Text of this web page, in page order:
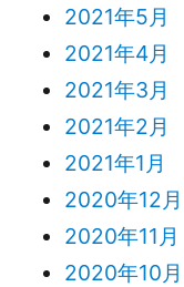
2021年5月
2021年4月
2021年3月
2021年2月
2021年1月
2020年12月
2020年11月
2020年10月